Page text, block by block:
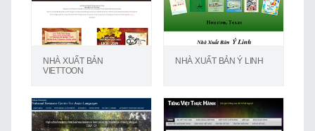
NHÀ XUẤT BẢN
VIETTOON
NHÀ XUẤT BẢN Ý LINH